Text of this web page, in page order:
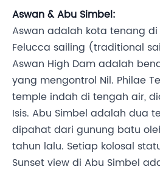
Aswan & Abu Simbel:
Aswan adalah kota tenang
Felucca sailing (traditional
Aswan High Dam adalah
yang mengontrol Nil. Philae
temple indah di tengah air,
Isis. Abu Simbel adalah dua
dipahat dari gunung batu
tahun lalu. Setiap kolosal
Sunset view di Abu Simbel